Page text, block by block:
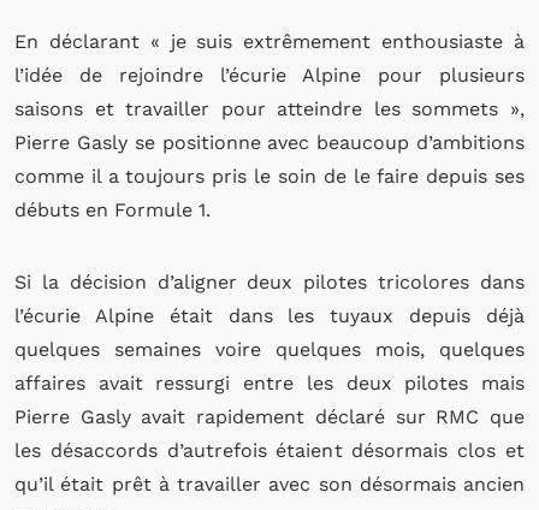
En déclarant « je suis extrêmement enthousiaste à
l’idée de rejoindre l’écurie Alpine pour plusieurs
saisons et travailler pour atteindre les sommets »,
Pierre Gasly se positionne avec beaucoup d’ambitions
comme il a toujours pris le soin de le faire depuis ses
débuts en Formule 1.
Si la décision d’aligner deux pilotes tricolores dans
l’écurie Alpine était dans les tuyaux depuis déjà
quelques semaines voire quelques mois, quelques
affaires avait ressurgi entre les deux pilotes mais
Pierre Gasly avait rapidement déclaré sur RMC que
les désaccords d’autrefois étaient désormais clos et
qu’il était prêt à travailler avec son désormais ancien